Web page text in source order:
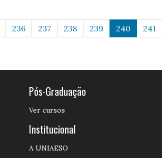
236 237 238 239 240 241
Pós-Graduação
Ver cursos
Institucional
A UNIAESO